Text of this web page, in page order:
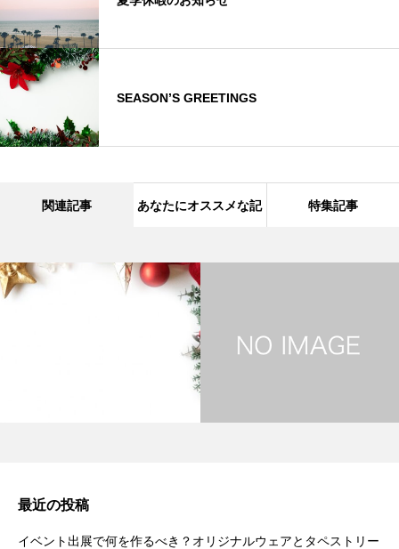
SEASON’S GREETINGS
関連記事 あなたにオススメな記 特集記事
最近の投稿
イベント出展で何を作るべき？オリジナルウェアとタペストリー